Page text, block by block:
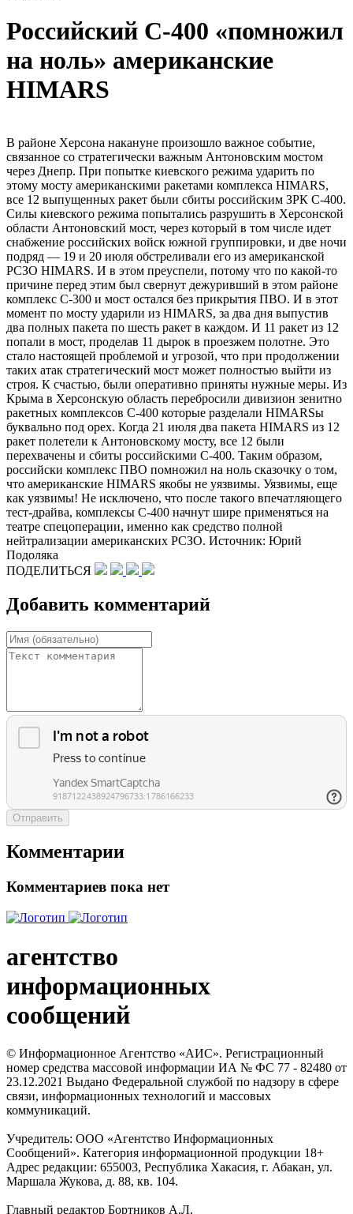
Российский С-400 «помножил
на ноль» американские
HIMARS
В районе Херсона накануне произошло важное событие,
связанное со стратегически важным Антоновским мостом
через Днепр. При попытке киевского режима ударить по
этому мосту американскими ракетами комплекса HIMARS,
все 12 выпущенных ракет были сбиты российским ЗРК С-400.
Силы киевского режима попытались разрушить в Херсонской
области Антоновский мост, через который в том числе идет
снабжение российских войск южной группировки, и две ночи
подряд — 19 и 20 июля обстреливали его из американской
РСЗО HIMARS. И в этом преуспели, потому что по какой-то
причине перед этим был свернут дежуривший в этом районе
комплекс С-300 и мост остался без прикрытия ПВО. И в этот
момент по мосту ударили из HIMARS, за два дня выпустив
два полных пакета по шесть ракет в каждом. И 11 ракет из 12
попали в мост, проделав 11 дырок в проезжем полотне. Это
стало настоящей проблемой и угрозой, что при продолжении
таких атак стратегический мост может полностью выйти из
строя. К счастью, были оперативно приняты нужные меры. Из
Крыма в Херсонскую область перебросили дивизион зенитно
ракетных комплексов С-400 которые разделали HIMARSы
буквально под орех. Когда 21 июля два пакета HIMARS из 12
ракет полетели к Антоновскому мосту, все 12 были
перехвачены и сбиты российскими С-400. Таким образом,
российски комплекс ПВО помножил на ноль сказочку о том,
что американские HIMARS якобы не уязвимы. Уязвимы, еще
как уязвимы! Не исключено, что после такого впечатляющего
тест-драйва, комплексы С-400 начнут шире применяться на
театре спецоперации, именно как средство полной
нейтрализации американских РСЗО. Источник: Юрий
Подоляка
ПОДЕЛИТЬСЯ
Добавить комментарий
Отправить
Комментарии
Комментариев пока нет
агентство
информационных
сообщений
© Информационное Агентство «АИС». Регистрационный
номер средства массовой информации ИА № ФС 77 - 82480 от
23.12.2021 Выдано Федеральной службой по надзору в сфере
связи, информационных технологий и массовых
коммуникаций.
Учредитель: ООО «Агентство Информационных
Сообщений». Категория информационной продукции 18+
Адрес редакции: 655003, Республика Хакасия, г. Абакан, ул.
Маршала Жукова, д. 88, кв. 104.
Главный редактор Бортников А.Л.